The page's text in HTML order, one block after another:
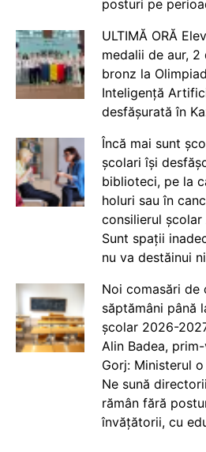
posturi pe
ULTIMĂ ORĂ
medalii de aur,
bronz la
Inteligență
desfășurată în
Încă mai sunt
școlari își
biblioteci, pe la
holuri sau în
consilierul școlar
Sunt spații
nu va destăinui
Noi comasări de
săptămâni până
școlar 2026-
Alin Badea,
Gorj: Ministerul
Ne sună
rămân fără
învățătorii, cu